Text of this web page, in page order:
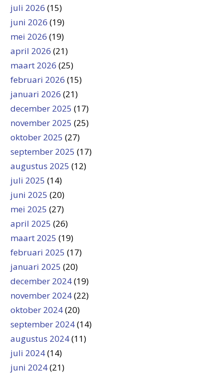
juli 2026 (15)
juni 2026 (19)
mei 2026 (19)
april 2026 (21)
maart 2026 (25)
februari 2026 (15)
januari 2026 (21)
december 2025 (17)
november 2025 (25)
oktober 2025 (27)
september 2025 (17)
augustus 2025 (12)
juli 2025 (14)
juni 2025 (20)
mei 2025 (27)
april 2025 (26)
maart 2025 (19)
februari 2025 (17)
januari 2025 (20)
december 2024(19)
november 2024(22)
oktober 2024(20)
september 2024(14)
augustus 2024(11)
juli 2024(14)
juni 2024(21)